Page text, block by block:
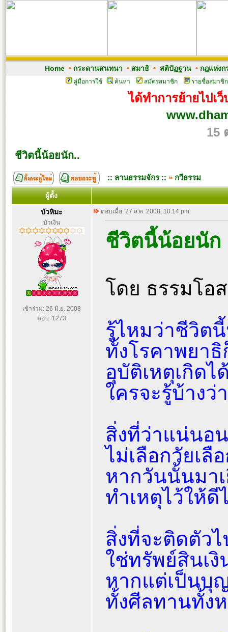
Home• กระดานสนทนา • สมาธิ• สติปัฏฐาน• กฎแห่งก
คู่มือการใช้ ค้นหา สมัครสมาชิก รายชื่อสมาชิก
ได้ทำการย้ายไปเ
15
ชีวิตนี้น้อยนัก..
:: ลานธรรมจักร :: » กวีธรรม
ผู้ตั้ง
บัวหิมะ
บัวเงิน
เข้าร่วม: 26 มิ.ย. 2008
ตอบ: 1273
ตอบเมื่อ: 27 ส.ค. 2008, 10:14 pm
ชีวิตนี้น้อยนัก
โดย ธรรมโอ
รู้ไหมว่าชีวิต
ทั้งโรคาพยา
อุบัติเหตุเกิดไ
ใครจะรู้บ้างว่
สิ่งที่ว่าแน่นอ
ไม่เลือกวัยเ
หากวันนั้นมา
ทำเหตุไว้ให้ดี
สิ่งที่จะติดตัว
ใช่ทรัพย์สินเ
หากแต่เป็นบุ
ทั้งศีลทานทั้ง